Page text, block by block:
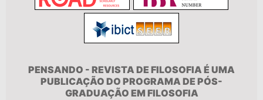
PENSANDO - REVISTA DE FILOSOFIA É UMA
PUBLICAÇÃO DO PROGRAMA DE PÓS-
GRADUAÇÃO EM FILOSOFIA